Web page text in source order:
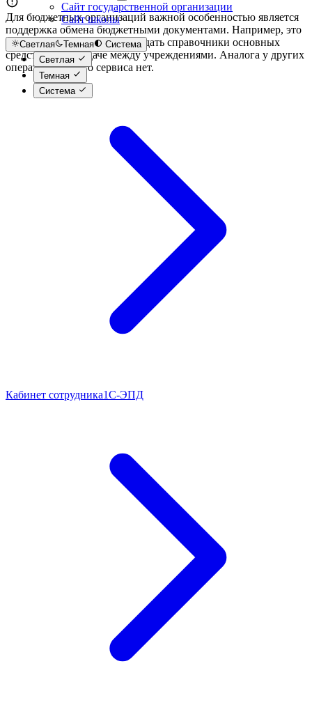
Сайт государственной организации
Сайт школы
Светлая Темная
Система
Светлая
Темная
Система
Для бюджетных организаций важной особенностью является
поддержка обмена бюджетными документами. Например, это
позволяет автоматически создать справочники основных
средств при передаче между учреждениями. Аналога у других
операторов такого сервиса нет.
Кабинет сотрудника1С-ЭПД